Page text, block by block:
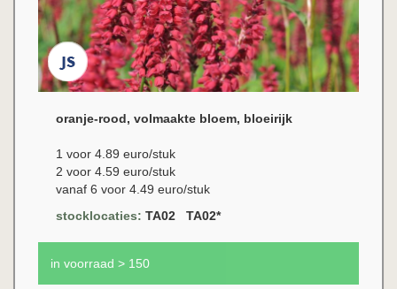
oranje-rood, volmaakte bloem, bloeirijk
1 voor 4.89 euro/stuk
2 voor 4.59 euro/stuk
vanaf 6 voor 4.49 euro/stuk
stocklocaties: TA02 TA02*
in voorraad > 150